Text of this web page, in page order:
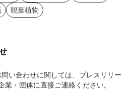
観葉植物
い合わせに関しては、プレスリリー
業・団体に直接ご連絡ください。